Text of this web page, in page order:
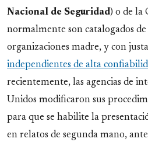
Nacional de Seguridad) o de la
normalmente son catalogados de
organizaciones madre, y con
independientes de alta
recientemente, las agencias de
Unidos modificaron sus
para que se habilite la
en relatos de segunda mano,